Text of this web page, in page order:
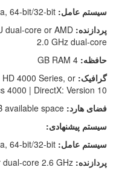
سیستم عامل:
پردازنده: dual-core or AMD
2.0 GHz dual-core
حافظه:
گرافیک: 4000 Series, or
4000 | DirectX: Version 10
فضای هارد:
سیستم پیشنهادی:
سیستم عامل:
پردازنده: